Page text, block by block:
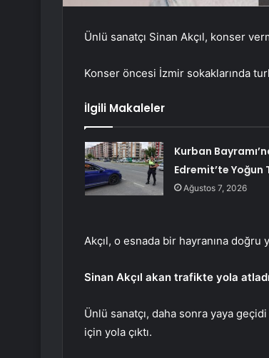
Ünlü sanatçı Sinan Akçıl, konser
Konser öncesi İzmir sokaklarında
İlgili Makaleler
Kurban
Edremit’te Yoğun
Ağustos 7, 2026
Akçıl, o esnada bir hayranına doğru
Sinan Akçıl akan trafikte yola
Ünlü sanatçı, daha sonra yaya geçidi
için yola çıktı.